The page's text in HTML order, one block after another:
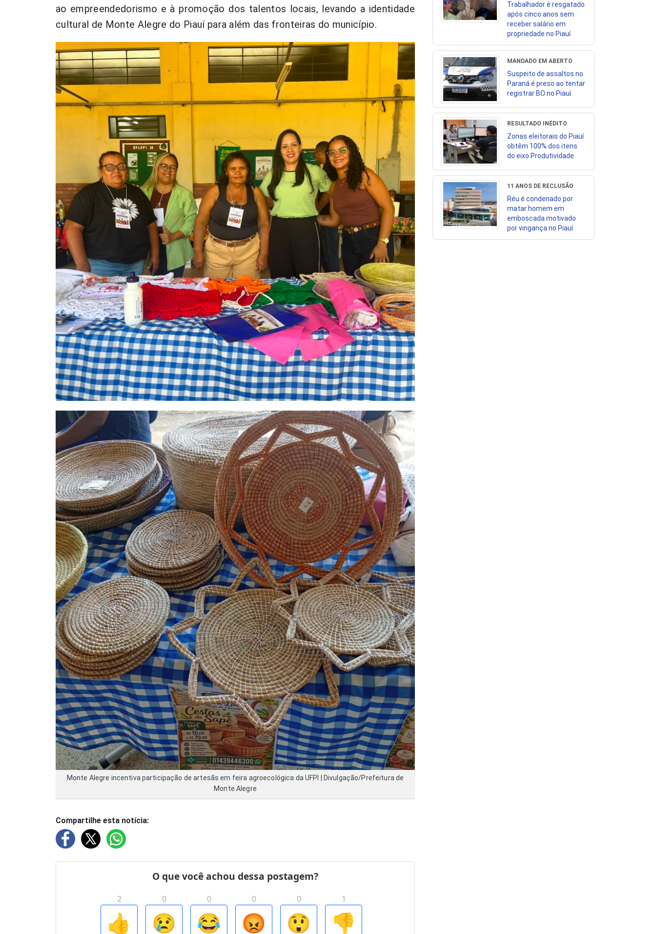
ao empreendedorismo e à promoção dos talentos locais, levando a identidade
cultural de Monte Alegre do Piauí para além das fronteiras do município.
Monte Alegre incentiva participação de artesãs em feira agroecológica da UFPI | Divulgação/Prefeitura de
Monte Alegre
Compartilhe esta notícia:
Trabalhador é resgatado
após cinco anos sem
receber salário em
propriedade no Piauí
MANDADO EM ABERTO
Suspeito de assaltos no
Paraná é preso ao tentar
registrar BO no Piauí
RESULTADO INÉDITO
Zonas eleitorais do Piauí
obtêm 100% dos itens
do eixo Produtividade
11 ANOS DE RECLUSÃO
Réu é condenado por
matar homem em
emboscada motivado
por vingança no Piauí